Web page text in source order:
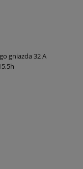
gniazda 32 A